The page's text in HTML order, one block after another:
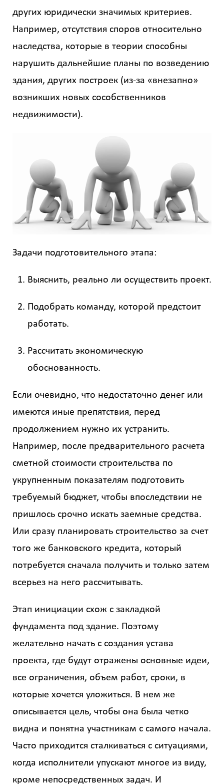
других юридически значимых критериев.
Например, отсутствия споров относительно
наследства, которые в теории способны
нарушить дальнейшие планы по возведению
здания, других построек (из-за «внезапно»
возникших новых сособственников
недвижимости).
Задачи подготовительного этапа:
Выяснить, реально ли осуществить проект.
Подобрать команду, которой предстоит
работать.
Рассчитать экономическую
обоснованность.
Если очевидно, что недостаточно денег или
имеются иные препятствия, перед
продолжением нужно их устранить.
Например, после предварительного расчета
сметной стоимости строительства по
укрупненным показателям подготовить
требуемый бюджет, чтобы впоследствии не
пришлось срочно искать заемные средства.
Или сразу планировать строительство за счет
того же банковского кредита, который
потребуется сначала получить и только затем
всерьез на него рассчитывать.
Этап инициации схож с закладкой
фундамента под здание. Поэтому
желательно начать с создания устава
проекта, где будут отражены основные идеи,
все ограничения, объем работ, сроки, в
которые хочется уложиться. В нем же
описывается цель, чтобы она была четко
видна и понятна участникам с самого начала.
Часто приходится сталкиваться с ситуациями,
когда исполнители упускают многое из виду,
кроме непосредственных задач. И